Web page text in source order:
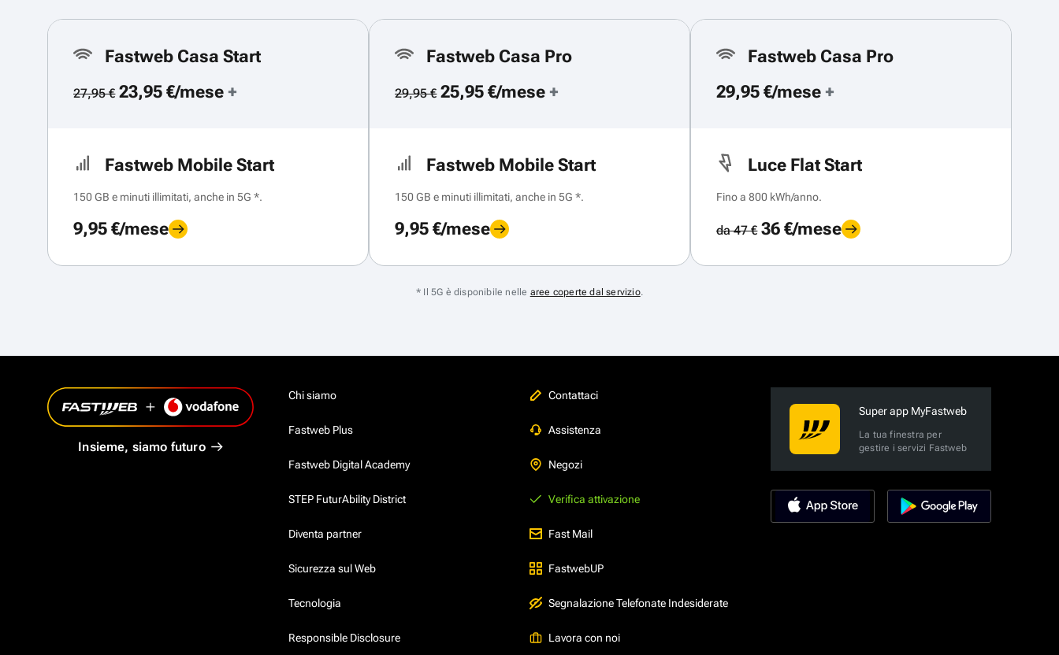
Fastweb Casa Start
27,95 €23,95 €/mese +
Fastweb Mobile Start
150 GB e minuti illimitati, anche in 5G *.
9,95 €/mese
Fastweb Casa Pro
29,95 €25,95 €/mese +
Fastweb Mobile Start
150 GB e minuti illimitati, anche in 5G *.
9,95 €/mese
Fastweb Casa Pro
29,95 €/mese +
Luce Flat Start
Fino a 800 kWh/anno.
da 47 €36 €/mese
* Il 5G è disponibile nelle aree coperte dal servizio.
Insieme, siamo futuro
Chi siamo
Fastweb Plus
Fastweb Digital Academy
STEP FuturAbility District
Diventa partner
Sicurezza sul Web
Tecnologia
Responsible Disclosure
Contattaci
Assistenza
Negozi
Verifica attivazione
Fast Mail
FastwebUP
Segnalazione Telefonate Indesiderate
Lavora con noi
Super app MyFastweb
La tua finestra per
gestire i servizi Fastweb